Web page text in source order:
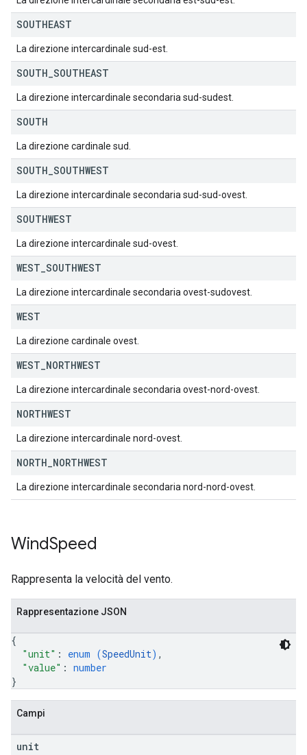
SOUTHEAST
La direzione intercardinale sud-est.
SOUTH SOUTHEAST
La direzione intercardinale secondaria sud-sudest.
SOUTH
La direzione cardinale sud.
SOUTH SOUTHWEST
La direzione intercardinale secondaria sud-sud-ovest.
SOUTHWEST
La direzione intercardinale sud-ovest.
WEST SOUTHWEST
La direzione intercardinale secondaria ovest-sudovest.
WEST
La direzione cardinale ovest.
WEST NORTHWEST
La direzione intercardinale secondaria ovest-nord-ovest.
NORTHWEST
La direzione intercardinale nord-ovest.
NORTH NORTHWEST
La direzione intercardinale secondaria nord-nord-ovest.
WindSpeed
Rappresenta la velocità del vento.
Rappresentazione JSON
{
"unit" : enum (SpeedUnit) ,
"value" : number
}
Campi
unit